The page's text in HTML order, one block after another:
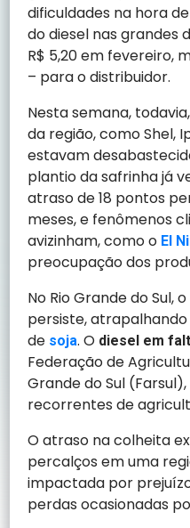
dificuldades na hora
do diesel nas grandes
R$ 5,20 em fevereiro,
– para o distribuidor.
Nesta semana,
da região, como Shel,
estavam
plantio da safrinha já
atraso de 18 pontos
meses, e fenômenos
avizinham, como o El
preocupação dos
No Rio Grande do
persiste,
de soja. O diesel em
Federação de
Grande do Sul
recorrentes de
O atraso na colheita
percalços em uma
impactada por
perdas ocasionadas